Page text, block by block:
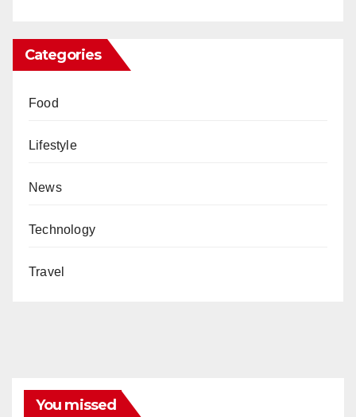
Categories
Food
Lifestyle
News
Technology
Travel
You missed